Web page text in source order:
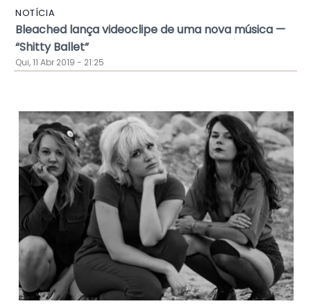
NOTÍCIA
Bleached lança videoclipe de uma nova música —
“Shitty Ballet”
Qui, 11 Abr 2019 - 21:25